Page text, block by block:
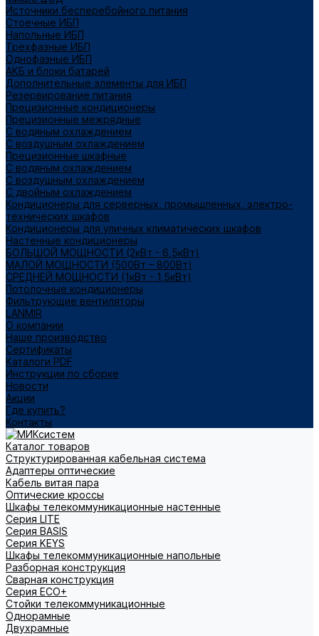
Источники бесперебойного питания
Стоечные ИБП
Напольные ИБП
Трёхфазные ИБП
Однофазные ИБП
АКБ и блоки батарей
Дополнительные элементы для ИБП
Резервирование питания
Прецизионные кондиционеры
Прецизионные межрядные
С водяным охлаждением
С воздушным охлаждением
Прецизионные шкафные
С водяным охлаждением
С воздушным охлаждением
С двойным охлаждением
Кондиционеры для серверных, промышленных, электро-
технических шкафов
Кондиционеры для уличных климатических шкафов
Настенные кондиционеры
БОЛЬШОЙ МОЩНОСТИ (2кВт - 6,5кВт)
МАЛОЙ МОЩНОСТИ (500Вт – 800Вт)
СРЕДНЕЙ МОЩНОСТИ (1кВт - 1,5кВт)
Потолочные кондиционеры
Фильтрующие вентиляторы
LANMIR
О компании
Наше производство
Сертификаты
Каталоги PDF
Инструкции по сборке
Новости
Акции
Где купить?
Контакты
Каталог товаров
Структурированная кабельная система
Адаптеры оптические
Кабель витая пара
Оптические кроссы
Шкафы телекоммуникационные настенные
Cерия LITE
Cерия BASIS
Cерия KEYS
Шкафы телекоммуникационные напольные
Разборная конструкция
Сварная конструкция
Серия ECO+
Стойки телекоммуникационные
Однорамные
Двухрамные